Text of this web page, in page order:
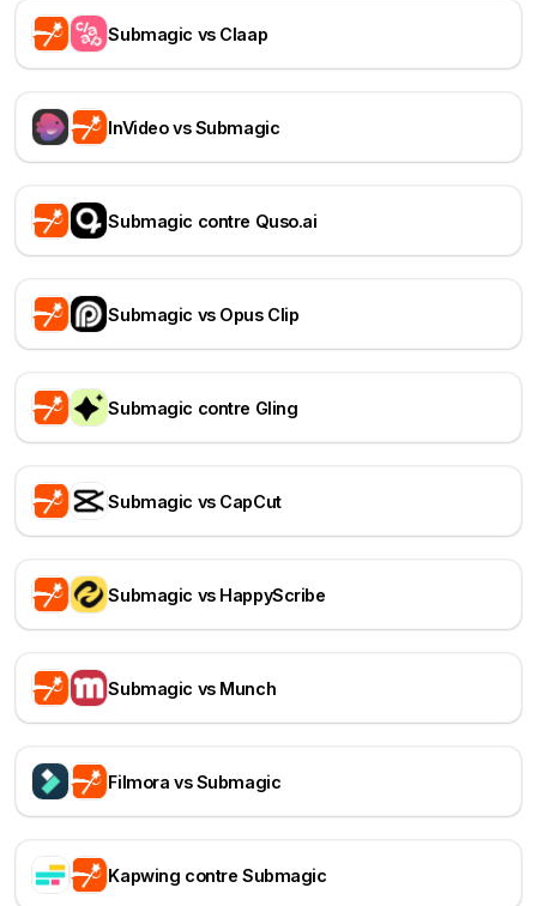
Submagic vs Claap
InVideo vs Submagic
Submagic contre Quso.ai
Submagic vs Opus Clip
Submagic contre Gling
Submagic vs CapCut
Submagic vs HappyScribe
Submagic vs Munch
Filmora vs Submagic
Kapwing contre Submagic